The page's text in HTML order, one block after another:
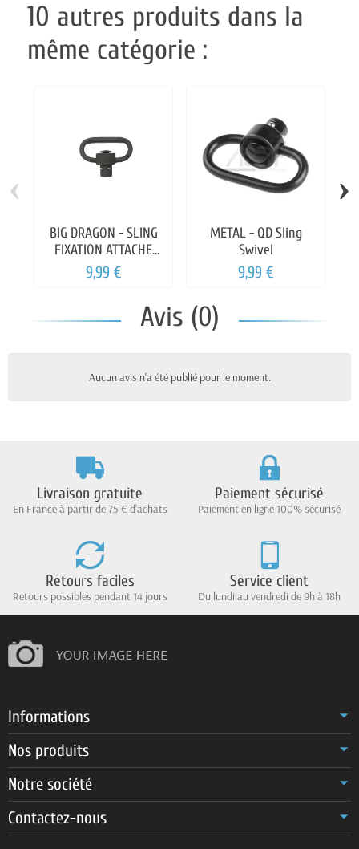
10 autres produits dans la
même catégorie :
BIG DRAGON - SLING
FIXATION ATTACHE
SANGLE
9,99 €
METAL - QD Sling
Swivel
9,99 €
‹ ›
Avis (0)
Aucun avis n'a été publié pour le moment.
Livraison gratuite
En France à partir de 75 € d'achats
Paiement sécurisé
Paiement en ligne 100% sécurisé
Retours faciles
Retours possibles pendant 14 jours
Service client
Du lundi au vendredi de 9h à 18h
Informations
Nos produits
Notre société
Contactez-nous